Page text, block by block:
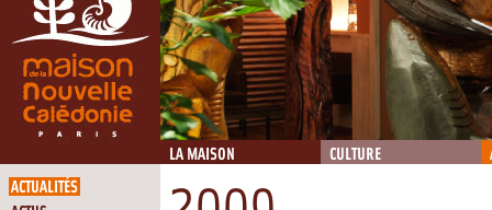
LA MAISON CULTURE
ACTUALITÉS